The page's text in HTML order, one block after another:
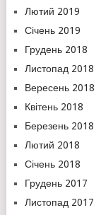
Лютий 2019
Січень 2019
Грудень 2018
Листопад 2018
Вересень 2018
Квітень 2018
Березень 2018
Лютий 2018
Січень 2018
Грудень 2017
Листопад 2017